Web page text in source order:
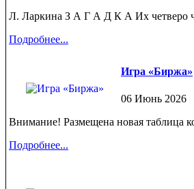
Л. Ларкина З А Г А Д К А Их четверо
Подробнее...
Игра «Биржа»
06 Июнь 2026
Внимание! Размещена новая таблица
Подробнее...